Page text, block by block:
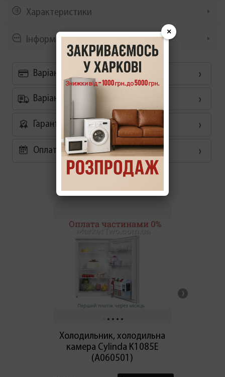
Характеристики
Інформація/демонстрація
Варіанти оплати
Варіанти доставки
Гарантія
Оплата частинами 0%
Холодильник, холодильна
камера Cylinda K1085E
(А060501)
×